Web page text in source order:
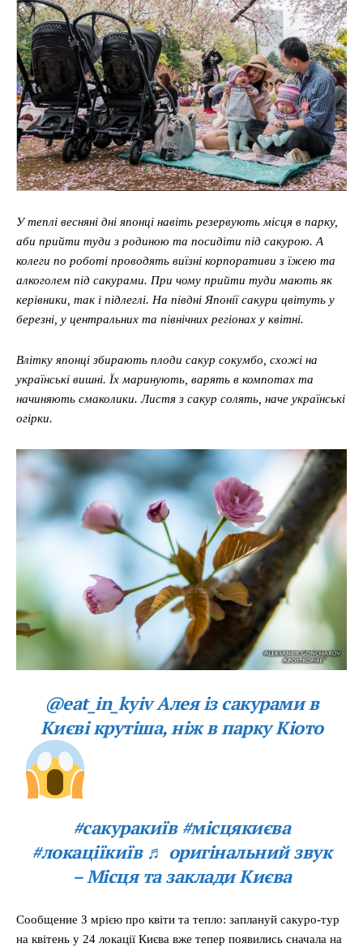
Меню
Україна
Економіка
Світ
Технології
Війна
У теплі весняні дні японці навіть резервують місця в парку,
аби прийти туди з родиною та посидіти під сакурою. А
колеги по роботі проводять виїзні корпоративи з їжею та
алкоголем під сакурами. При чому прийти туди мають як
керівники, так і підлеглі. На півдні Японії сакури цвітуть у
березні, у центральних та північних регіонах у квітні.
Влітку японці збирають плоди сакур сокумбо, схожі на
українські вишні. Їх маринують, варять в компотах та
начиняють смаколики. Листя з сакур солять, наче українські
огірки.
@eat_in_kyiv Алея із сакурами в
Києві крутіша, ніж в парку Кіото
#сакуракиїв #місцякиєва
#локаціїкиїв ♬ оригінальний звук
– Місця та заклади Києва
Сообщение З мрією про квіти та тепло: заплануй сакуро-тур
на квітень у 24 локації Києва вже тепер появились сначала на